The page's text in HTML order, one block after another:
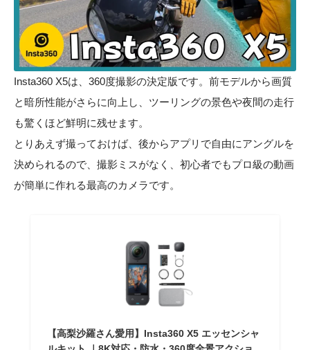
Insta360 X5は、360度撮影の決定版です。前モデルから画質
と暗所性能がさらに向上し、ツーリングの景色や夜間の走行
も驚くほど鮮明に残せます。
とりあえず撮っておけば、後からアプリで自由にアングルを
決められるので、撮影ミスがなく、初心者でもプロ級の動画
が簡単に作れる最高のカメラです。
【高梨沙羅さん愛用】Insta360 X5 エッセンシャ